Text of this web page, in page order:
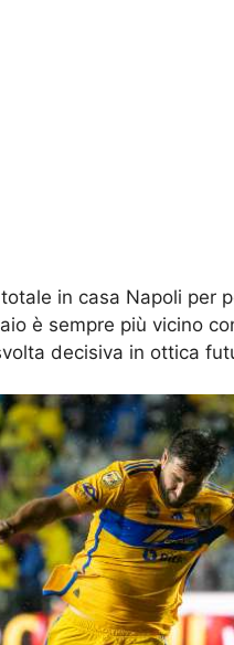
in casa Napoli per
è sempre più vicino
decisiva in ottica